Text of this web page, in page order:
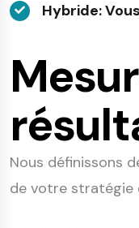
Hybride:
Nous définissons
de votre stratégie